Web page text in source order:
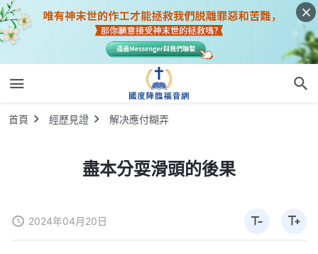
首頁 經歷見證 解决應付糊弄
盡本分耍滑頭的後果
2024年04月20日